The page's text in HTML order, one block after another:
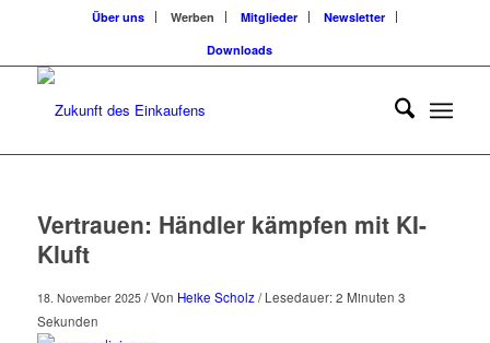
Über uns Werben Mitglieder
Newsletter
Downloads
Vertrauen: Händler kämpfen mit KI-
Kluft
18. November 2025/ Von Heike Scholz/ Lesedauer: 2 Minuten 3
Sekunden